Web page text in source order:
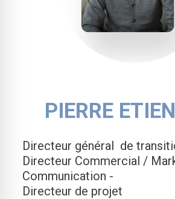
PIERRE
Directeur général de
Directeur Commercial /
Communication -
Directeur de projet